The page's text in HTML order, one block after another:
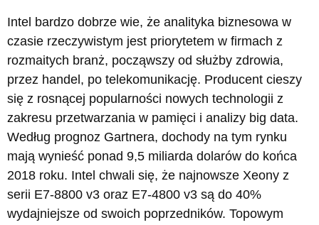
Intel bardzo dobrze wie, że analityka biznesowa w
czasie rzeczywistym jest priorytetem w firmach z
rozmaitych branż, począwszy od służby zdrowia,
przez handel, po telekomunikację. Producent cieszy
się z rosnącej popularności nowych technologii z
zakresu przetwarzania w pamięci i analizy big data.
Według prognoz Gartnera, dochody na tym rynku
mają wynieść ponad 9,5 miliarda dolarów do końca
2018 roku. Intel chwali się, że najnowsze Xeony z
serii E7-8800 v3 oraz E7-4800 v3 są do 40%
wydajniejsze od swoich poprzedników. Topowym